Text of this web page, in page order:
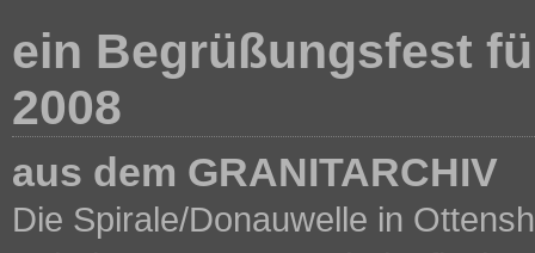
ein Begrüßungsfest
2008
aus dem GRANITARCHIV
Die Spirale/Donauwelle in